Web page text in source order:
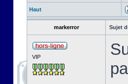
Haut
markerror Sujet
VIP